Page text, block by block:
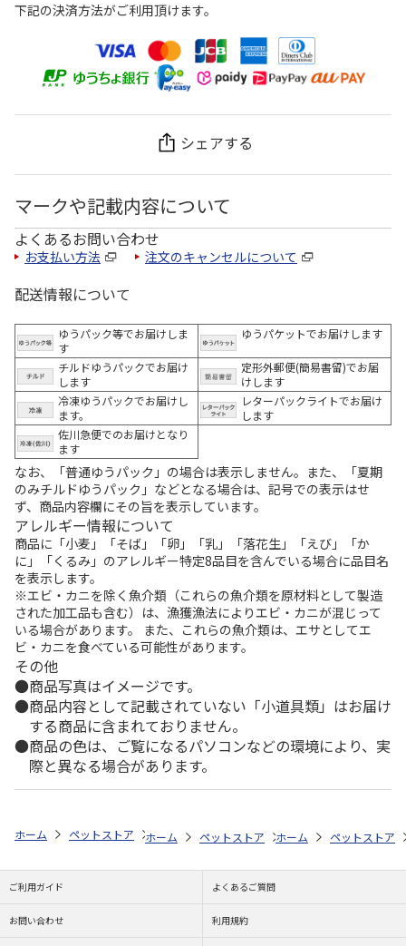
下記の決済方法がご利用頂けます。
シェアする
マークや記載内容について
よくあるお問い合わせ
お支払い方法 注文のキャンセルについて
配送情報について
ゆうパック等でお届けしま
す
ゆうパケットでお届けします
チルドゆうパックでお届け
します
定形外郵便(簡易書留)でお届
けします
冷凍ゆうパックでお届けし
ます。
レターパックライトでお届け
します
佐川急便でのお届けとなり
ます
なお、「普通ゆうパック」の場合は表示しません。また、「夏期
のみチルドゆうパック」などとなる場合は、記号での表示はせ
ず、商品内容欄にその旨を表示しています。
アレルギー情報について
商品に「小麦」「そば」「卵」「乳」「落花生」「えび」「か
に」「くるみ」のアレルギー特定8品目を含んでいる場合に品目名
を表示します。
※エビ・カニを除く魚介類（これらの魚介類を原材料として製造
された加工品も含む）は、漁獲漁法によりエビ・カニが混じって
いる場合があります。 また、これらの魚介類は、エサとしてエ
ビ・カニを食べている可能性があります。
その他
商品写真はイメージです。
商品内容として記載されていない「小道具類」はお届け
する商品に含まれておりません。
商品の色は、ご覧になるパソコンなどの環境により、実
際と異なる場合があります。
ホーム ペットストア フード フード（小動物用） ハムスター
ホーム ペットストア フード フード（小
ホーム ペットストア
ご利用ガイド よくあるご質問
お問い合わせ 利用規約